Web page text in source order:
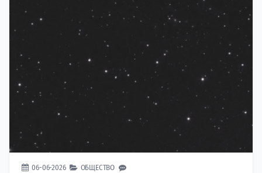
06-06-2026 ОБЩЕСТВО